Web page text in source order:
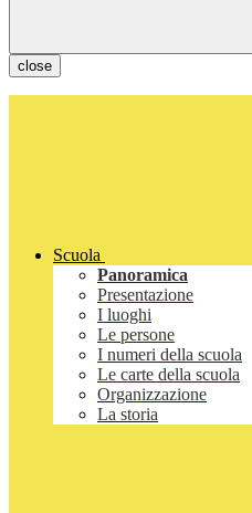
close
Scuola
Panoramica
Presentazione
I luoghi
Le persone
I numeri della scuola
Le carte della scuola
Organizzazione
La storia